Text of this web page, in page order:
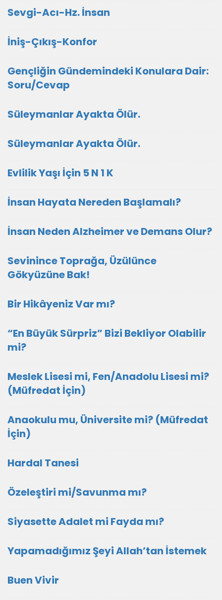
Sevgi-Acı-Hz. İnsan
İniş-Çıkış-Konfor
Gençliğin Gündemindeki Konulara Dair:
Soru/Cevap
Süleymanlar Ayakta Ölür.
Süleymanlar Ayakta Ölür.
Evlilik Yaşı İçin 5 N 1 K
İnsan Hayata Nereden Başlamalı?
İnsan Neden Alzheimer ve Demans Olur?
Sevinince Toprağa, Üzülünce
Gökyüzüne Bak!
Bir Hikâyeniz Var mı?
“En Büyük Sürpriz” Bizi Bekliyor Olabilir
mi?
Meslek Lisesi mi, Fen/Anadolu Lisesi mi?
(Müfredat İçin)
Anaokulu mu, Üniversite mi? (Müfredat
İçin)
Hardal Tanesi
Özeleştiri mi/Savunma mı?
Siyasette Adalet mi Fayda mı?
Yapamadığımız Şeyi Allah’tan İstemek
Buen Vivir